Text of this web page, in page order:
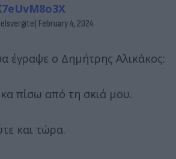
February 4, 2024
έγραψε ο Δημήτρης Αλικάκος:
πίσω από τη σκιά μου.
και τώρα.